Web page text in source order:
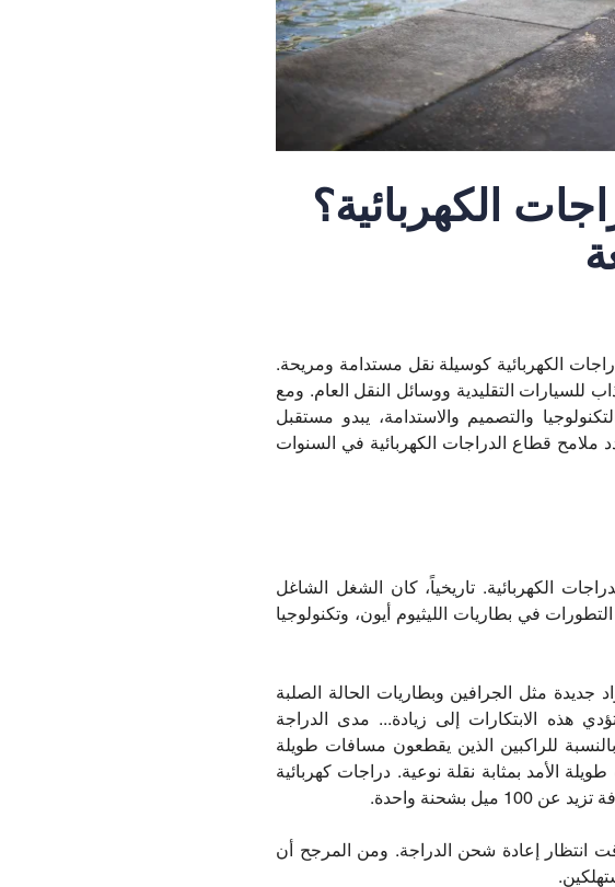
الكهربائية؟
الكهربائية كوسيلة نقل مستدامة ومريحة.
للسيارات التقليدية ووسائل النقل العام. ومع
والتصميم والاستدامة، يبدو مستقبل
ملامح قطاع الدراجات الكهربائية في السنوات
الكهربائية. تاريخياً، كان الشغل الشاغل
في بطاريات الليثيوم أيون، وتكنولوجيا
مثل الجرافين وبطاريات الحالة الصلبة
هذه الابتكارات إلى زيادة... مدى الدراجة
للراكبين الذين يقطعون مسافات طويلة
الأمد بمثابة نقلة نوعية. دراجات كهربائية
واحدة.
انتظار إعادة شحن الدراجة. ومن المرجح أن